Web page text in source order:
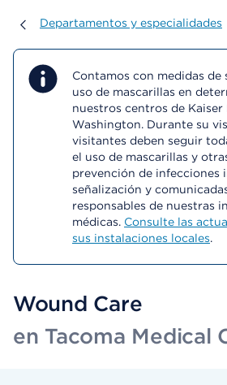
Departamentos y especialidades
Departamentos y especialidades
Contamos con medidas de
uso de mascarillas en
nuestros centros de Kaiser
Washington. Durante su
visitantes deben seguir
el uso de mascarillas y
prevención de infecciones
señalización y
responsables de nuestras
médicas. Consulte las
sus instalaciones locales.
Wound Care
en Tacoma Medical